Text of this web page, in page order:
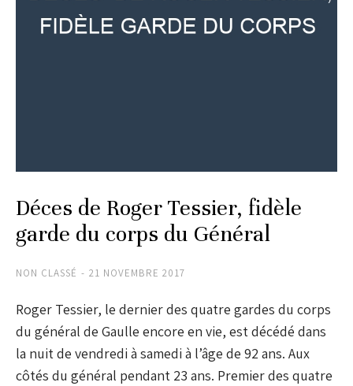
Déces de Roger Tessier, fidèle
garde du corps du Général
NON CLASSÉ 21 NOVEMBRE 2017
Roger Tessier, le dernier des quatre gardes du corps
du général de Gaulle encore en vie, est décédé dans
la nuit de vendredi à samedi à l’âge de 92 ans. Aux
côtés du général pendant 23 ans. Premier des quatre